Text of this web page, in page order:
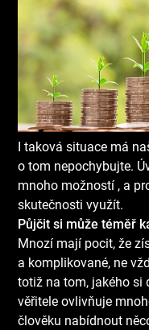
I taková situace má
o tom nepochybujte.
mnoho možností , a
skutečnosti využít.
Půjčit si může téměř
Mnozí mají pocit, že
a komplikované, ne
totiž na tom, jakého si
věřitele ovlivňuje
člověku nabídnout